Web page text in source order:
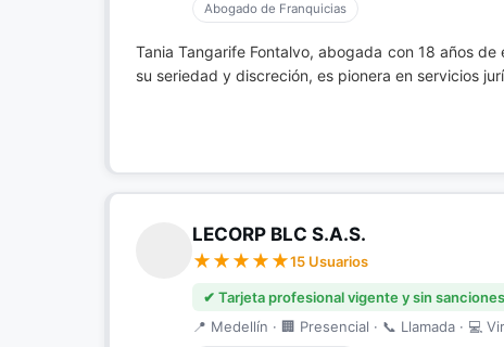
Abogado de Franquicias
Tania Tangarife Fontalvo, abogada con 18 años
su seriedad y discreción, es pionera en servicios
LECORP BLC S.A.S.
15 Usuarios
✔ Tarjeta profesional vigente y sin sanciones
📍 Medellín · 🏢 Presencial · 📞 Llamada · 💻